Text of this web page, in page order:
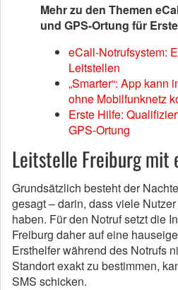
Mehr zu den Themen
und GPS-Ortung für
eCall-Notrufsystem:
Leitstellen
„Smarter“: App kann
ohne Mobilfunknetz
Erste Hilfe:
GPS-Ortung
Leitstelle Freiburg mit
Grundsätzlich besteht der
gesagt – darin, dass viele
haben. Für den Notruf setzt die
Freiburg daher auf eine
Ersthelfer während des Notrufs
Standort exakt zu bestimmen,
SMS schicken.